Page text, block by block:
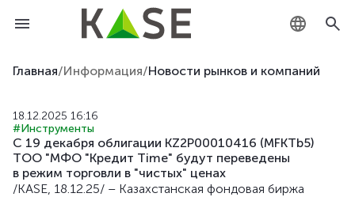
KZ
EN
Главная/Информация/Новости рынков и компаний
18.12.2025 16:16
#Инструменты
С 19 декабря облигации KZ2P00010416 (MFKTb5)
ТОО "МФО "Кредит Time" будут переведены
в режим торговли в "чистых" ценах
/KASE, 18.12.25/ – Казахстанская фондовая биржа